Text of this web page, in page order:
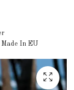
In EU